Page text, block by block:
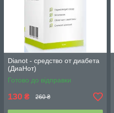
Dianot - средство от диабета
(ДиаНот)
Готово до відправки
130 ₴ 260 ₴